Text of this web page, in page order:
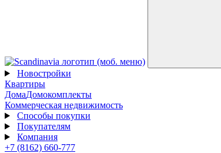
Новостройки
Квартиры
ДомаДомокомплекты
Коммерческая недвижимость
Способы покупки
Покупателям
Компания
+7 (8162) 660-777